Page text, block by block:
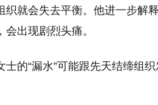
织就会失去平衡。他进一步解
出现剧烈头痛。
士的“漏水”可能跟先天结缔组